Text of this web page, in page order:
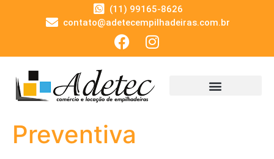
(11) 99165-8626
contato@adetecempilhadeiras.com.br
Preventiva